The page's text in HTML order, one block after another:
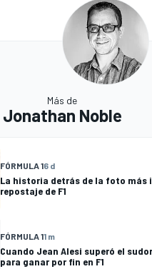
Más de
Jonathan Noble
FÓRMULA 16 d
La historia detrás de la foto más
repostaje de F1
FÓRMULA 11 m
Cuando Jean Alesi superó el
para ganar por fin en F1